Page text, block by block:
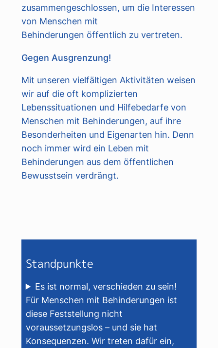
zusammengeschlossen, um die Interessen
von Menschen mit
Behinderungen öffentlich zu vertreten.
Gegen Ausgrenzung!
Mit unseren vielfältigen Aktivitäten weisen
wir auf die oft komplizierten
Lebenssituationen und Hilfebedarfe von
Menschen mit Behinderungen, auf ihre
Besonderheiten und Eigenarten hin. Denn
noch immer wird ein Leben mit
Behinderungen aus dem öffentlichen
Bewusstsein verdrängt.
Standpunkte
Es ist normal, verschieden zu sein!
Für Menschen mit Behinderungen ist
diese Feststellung nicht
voraussetzungslos – und sie hat
Konsequenzen. Wir treten dafür ein,